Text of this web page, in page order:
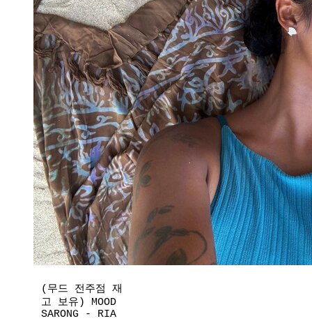
(무드 전주점 재
고 보유) MOOD
SARONG - RIA